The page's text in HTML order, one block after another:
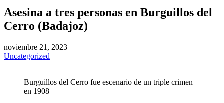
Asesina a tres personas en Burguillos del
Cerro (Badajoz)
noviembre 21, 2023
Uncategorized
Burguillos del Cerro fue escenario de un triple crimen
en 1908